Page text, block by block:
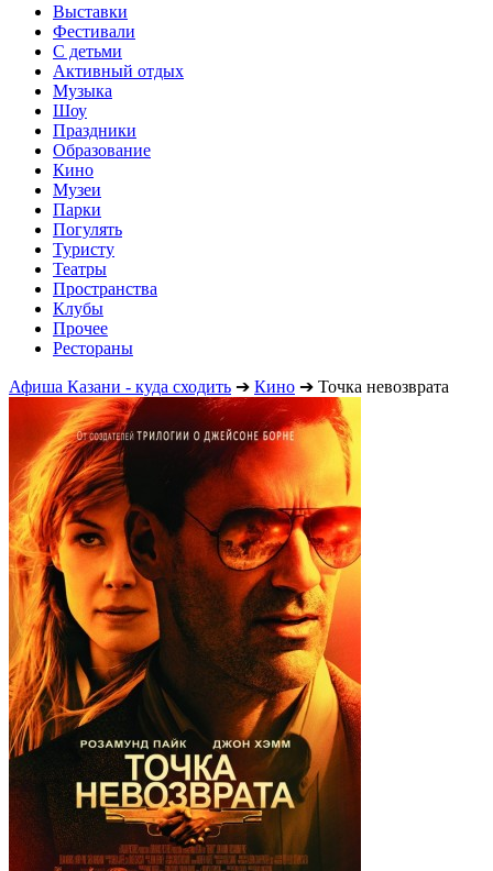
Выставки
Фестивали
С детьми
Активный отдых
Музыка
Шоу
Праздники
Образование
Кино
Музеи
Парки
Погулять
Туристу
Театры
Пространства
Клубы
Прочее
Рестораны
Афиша Казани - куда сходить ➔ Кино ➔ Точка невозврата